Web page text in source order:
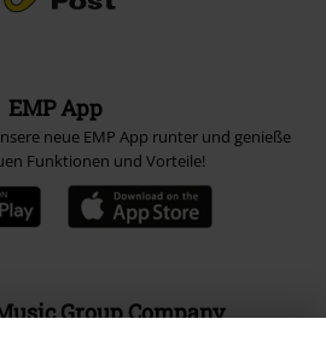
EMP App
neue EMP App runter und genieße
Funktionen und Vorteile!
Group Company